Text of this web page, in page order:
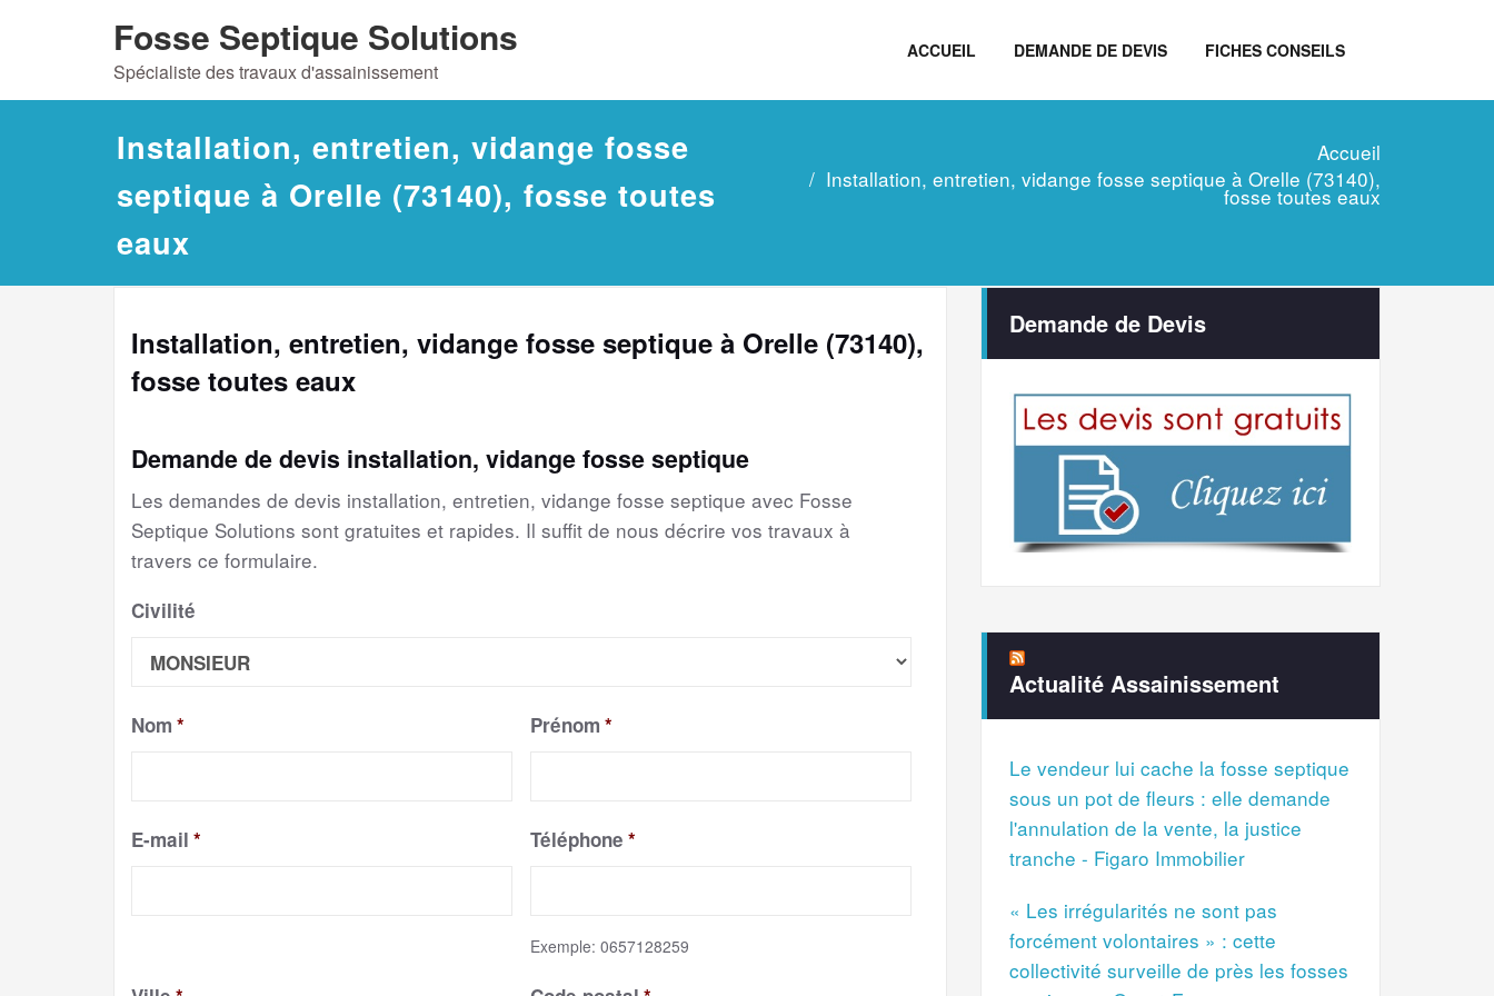
Fosse Septique Solutions
Spécialiste des travaux d'assainissement
ACCUEIL DEMANDE DE DEVIS FICHES CONSEILS
Installation, entretien, vidange fosse
septique à Orelle (73140), fosse toutes
eaux
Accueil
Installation, entretien, vidange fosse septique à Orelle (73140),
fosse toutes eaux
Installation, entretien, vidange fosse septique à Orelle (73140),
fosse toutes eaux
Demande de devis installation, vidange fosse septique
Les demandes de devis installation, entretien, vidange fosse septique avec Fosse
Septique Solutions sont gratuites et rapides. Il suffit de nous décrire vos travaux à
travers ce formulaire.
Civilité
Nom * Prénom *
E-mail * Téléphone *
Exemple: 0657128259
Demande de Devis
Actualité Assainissement
Le vendeur lui cache la fosse septique
sous un pot de fleurs : elle demande
l'annulation de la vente, la justice
tranche - Figaro Immobilier
« Les irrégularités ne sont pas
forcément volontaires » : cette
collectivité surveille de près les fosses